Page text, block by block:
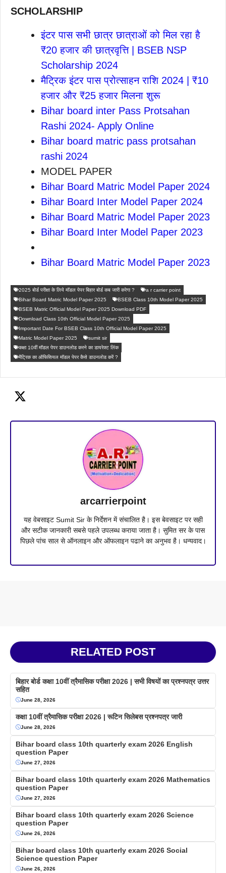
SCHOLARSHIP
इंटर पास सभी छात्र छात्राओं को मिल रहा है
₹20 हजार की छात्रवृत्ति | BSEB NSP
Scholarship 2024
मैट्रिक इंटर पास प्रोत्साहन राशि 2024 | ₹10
हजार और ₹25 हजार मिलना शुरू
Bihar board inter Pass Protsahan
Rashi 2024- Apply Online
Bihar board matric pass protsahan
rashi 2024
MODEL PAPER
Bihar Board Matric Model Paper 2024
Bihar Board Inter Model Paper 2024
Bihar Board Matric Model Paper 2023
Bihar Board Inter Model Paper 2023
Bihar Board Matric Model Paper 2023
2025 बोर्ड परीक्षा के लिये मॉडल पेपर बिहार बोर्ड कब जारी करेगा ?
a r carrier point
Bihar Board Matric Model Paper 2025
BSEB Class 10th Model Paper 2025
BSEB Matric Official Model Paper 2025 Download PDF
Download Class 10th Official Model Paper 2025
Important Date For BSEB Class 10th Official Model Paper 2025
Matric Model Paper 2025
sumit sir
कक्षा 10वीं मॉडल पेपर डाउनलोड करने का डायरेक्ट लिंक
मैट्रिक का ऑफिसियल मॉडल पेपर कैसे डाउनलोड करें ?
arcarrierpoint
यह वेबसाइट Sumit Sir के निर्देशन में संचालित है। इस बेवसाइट पर सही
और सटीक जानकारी सबसे पहले उपलब्ध कराया जाता है। सुमित सर के पास
पिछले पांच साल से ऑनलाइन और ऑफलाइन पढाने का अनुभव है। धन्यवाद।
RELATED POST
बिहार बोर्ड कक्षा 10वीं त्रैमासिक परीक्षा 2026 | सभी विषयों का प्रश्नपत्र उत्तर
सहित
June 28, 2026
कक्षा 10वीं त्रैमासिक परीक्षा 2026 | रूटिन सिलेबस प्रश्नपत्र जारी
June 28, 2026
Bihar board class 10th quarterly exam 2026 English
question Paper
June 27, 2026
Bihar board class 10th quarterly exam 2026 Mathematics
question Paper
June 27, 2026
Bihar board class 10th quarterly exam 2026 Science
question Paper
June 26, 2026
Bihar board class 10th quarterly exam 2026 Social
Science question Paper
June 26, 2026